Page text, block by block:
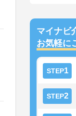
マイナビ
お気軽に
STEP1
STEP2